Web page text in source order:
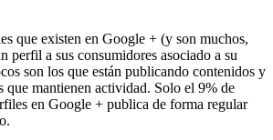
que existen en Google + (y son muchos,
perfil a sus consumidores asociado a su
son los que están publicando contenidos y
que mantienen actividad. Solo el 9% de
en Google + publica de forma regular